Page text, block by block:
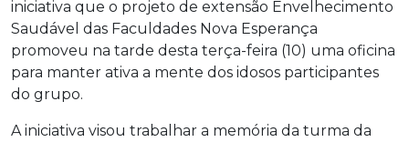
iniciativa que o projeto de extensão Envelhecimento
Saudável das Faculdades Nova Esperança
promoveu na tarde desta terça-feira (10) uma oficina
para manter ativa a mente dos idosos participantes
do grupo.
A iniciativa visou trabalhar a memória da turma da